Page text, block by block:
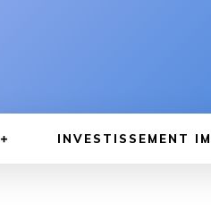
INVESTISSEMENT